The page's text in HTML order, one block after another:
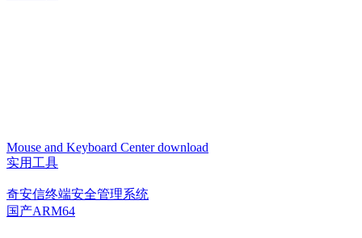
Mouse and Keyboard Center download
实用工具
奇安信终端安全管理系统
国产ARM64